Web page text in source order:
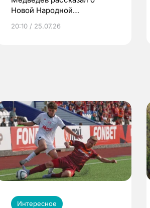
Новой Народной
20:10 / 25.07.26
Интересное